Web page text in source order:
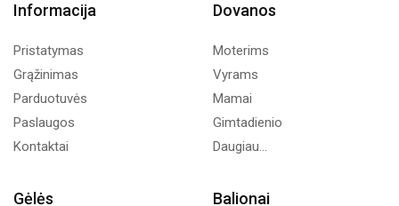
Informacija
Pristatymas
Grąžinimas
Parduotuvės
Paslaugos
Kontaktai
Dovanos
Moterims
Vyrams
Mamai
Gimtadienio
Daugiau...
Gėlės Balionai